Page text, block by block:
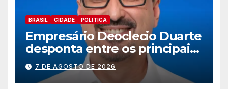
BRASIL CIDADE POLITICA
Empresário Deoclecio Duarte
desponta entre os principais
nomes do União Brasil para
deputado estadual
7 DE AGOSTO DE 2026